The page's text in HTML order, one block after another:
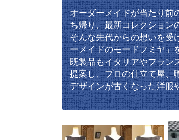
オーダーメイドが当たり前
ち帰り、最新コレクション
そんな先代からの想いを受
ーメイドのモードフミヤ」
既製品もイタリアやフラン
提案し、プロの仕立て屋、
デザインが古くなった洋服